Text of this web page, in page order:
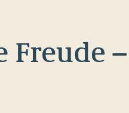
Freude